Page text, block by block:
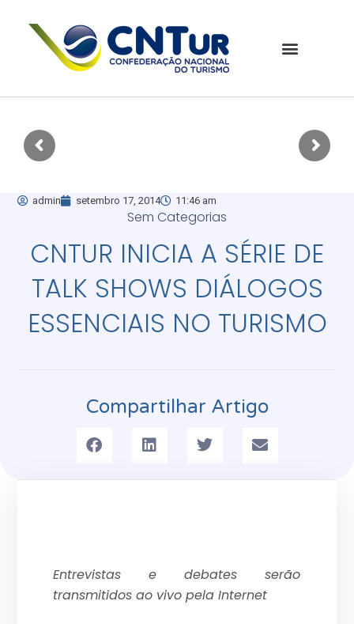
admin setembro 17, 2014 11:46 am
Sem Categorias
CNTUR INICIA A SÉRIE DE
TALK SHOWS DIÁLOGOS
ESSENCIAIS NO TURISMO
Compartilhar Artigo
Entrevistas e debates serão
transmitidos ao vivo pela Internet